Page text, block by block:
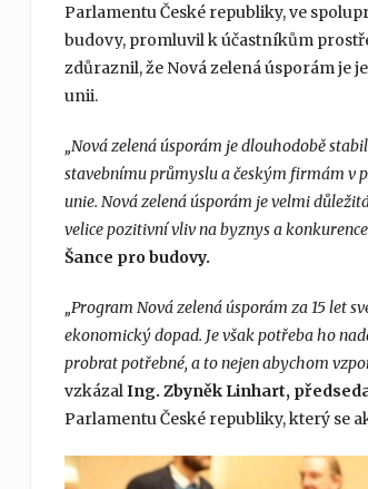
Parlamentu České republiky, ve
budovy, promluvil k účastníkům
zdůraznil, že Nová zelená úsporám je
unii.
„Nová zelená úsporám je dlouhodobě
stavebnímu průmyslu a českým firmám v
unie. Nová zelená úsporám je velmi
velice pozitivní vliv na byznys a
Šance pro budovy.
„Program Nová zelená úsporám za 15 let
ekonomický dopad. Je však potřeba ho
probrat potřebné, a to nejen abychom
vzkázalIng. Zbyněk Linhart,
Parlamentu České republiky, který se